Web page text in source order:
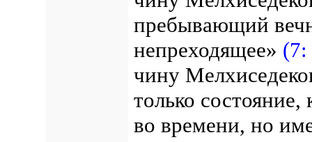
пребывающий
непреходящее» (7:
чину
только состояние,
во времени, но